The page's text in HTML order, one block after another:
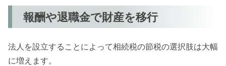
報酬や退職金で財産を移行
法人を設立することによって相続税の節税の選択肢は大幅
に増えます。